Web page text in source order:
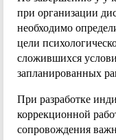
при организации
необходимо
цели
сложившихся
запланированных
При разработке
коррекционной
сопровождения